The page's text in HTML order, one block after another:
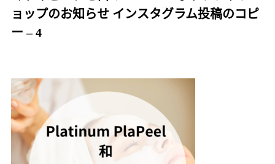
ョップのお知らせ インスタグラム投稿のコピ
ー – 4